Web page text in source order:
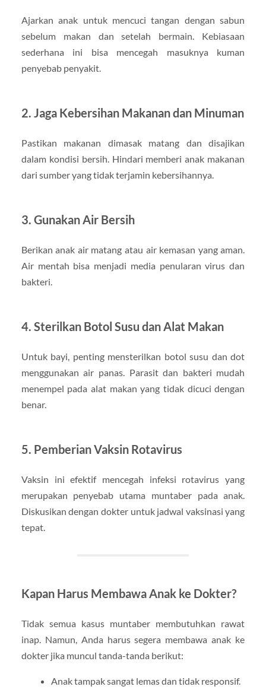
Ajarkan anak untuk mencuci tangan dengan sabun
sebelum makan dan setelah bermain. Kebiasaan
sederhana ini bisa mencegah masuknya kuman
penyebab penyakit.
2. Jaga Kebersihan Makanan dan Minuman
Pastikan makanan dimasak matang dan disajikan
dalam kondisi bersih. Hindari memberi anak makanan
dari sumber yang tidak terjamin kebersihannya.
3. Gunakan Air Bersih
Berikan anak air matang atau air kemasan yang aman.
Air mentah bisa menjadi media penularan virus dan
bakteri.
4. Sterilkan Botol Susu dan Alat Makan
Untuk bayi, penting mensterilkan botol susu dan dot
menggunakan air panas. Parasit dan bakteri mudah
menempel pada alat makan yang tidak dicuci dengan
benar.
5. Pemberian Vaksin Rotavirus
Vaksin ini efektif mencegah infeksi rotavirus yang
merupakan penyebab utama muntaber pada anak.
Diskusikan dengan dokter untuk jadwal vaksinasi yang
tepat.
Kapan Harus Membawa Anak ke Dokter?
Tidak semua kasus muntaber membutuhkan rawat
inap. Namun, Anda harus segera membawa anak ke
dokter jika muncul tanda-tanda berikut:
Anak tampak sangat lemas dan tidak responsif.